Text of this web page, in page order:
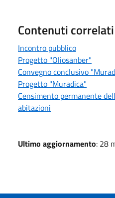
Contenuti correlati
Incontro pubblico
Progetto "Oliosanber"
Convegno conclusivo
Progetto "Muradica"
Censimento permanente
abitazioni
Ultimo aggiornamento: 28